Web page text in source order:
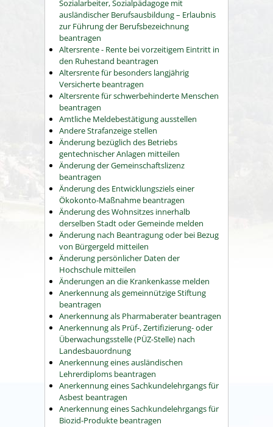
Sozialarbeiter, Sozialpädagoge mit
ausländischer Berufsausbildung – Erlaubnis
zur Führung der Berufsbezeichnung
beantragen
Altersrente - Rente bei vorzeitigem Eintritt in
den Ruhestand beantragen
Altersrente für besonders langjährig
Versicherte beantragen
Altersrente für schwerbehinderte Menschen
beantragen
Amtliche Meldebestätigung ausstellen
Andere Strafanzeige stellen
Änderung bezüglich des Betriebs
gentechnischer Anlagen mitteilen
Änderung der Gemeinschaftslizenz
beantragen
Änderung des Entwicklungsziels einer
Ökokonto-Maßnahme beantragen
Änderung des Wohnsitzes innerhalb
derselben Stadt oder Gemeinde melden
Änderung nach Beantragung oder bei Bezug
von Bürgergeld mitteilen
Änderung persönlicher Daten der
Hochschule mitteilen
Änderungen an die Krankenkasse melden
Anerkennung als gemeinnützige Stiftung
beantragen
Anerkennung als Pharmaberater beantragen
Anerkennung als Prüf-, Zertifizierung- oder
Überwachungsstelle (PÜZ-Stelle) nach
Landesbauordnung
Anerkennung eines ausländischen
Lehrerdiploms beantragen
Anerkennung eines Sachkundelehrgangs für
Asbest beantragen
Anerkennung eines Sachkundelehrgangs für
Biozid-Produkte beantragen